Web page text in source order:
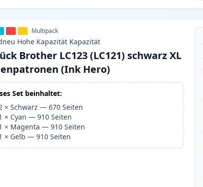
Multipack
Hohe Kapazität Kapazität
Brother LC123 (LC121) schwarz XL
(Ink Hero)
Set beinhaltet:
×Schwarz —670 Seiten
× Cyan —910 Seiten
× Magenta —910 Seiten
× Gelb —910 Seiten